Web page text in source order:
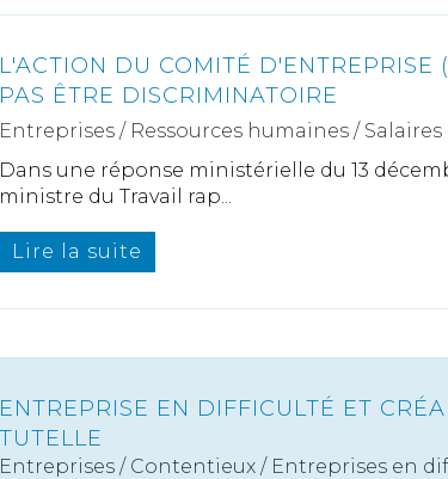
L'ACTION DU COMITÉ D'ENTREPRISE
PAS ÊTRE DISCRIMINATOIRE
Entreprises / Ressources humaines /
Dans une réponse ministérielle du 13
ministre du Travail rap...
Lire la suite
ENTREPRISE EN DIFFICULTÉ ET
TUTELLE
Entreprises / Contentieux / Entreprises en